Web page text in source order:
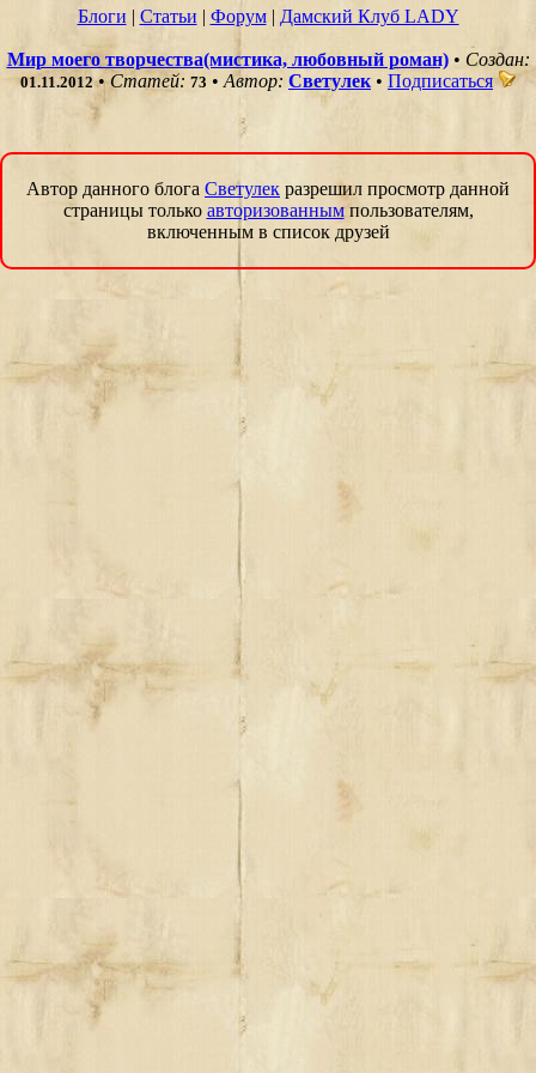
Блоги | Статьи | Форум| Дамский Клуб LADY
Мир моего творчества(мистика, любовный роман)• Создан:
01.11.2012•Статей: 73 • Автор: Светулек • Подписаться
Автор данного блога Светулек разрешил просмотр данной
страницы только авторизованнымпользователям,
включенным в список друзей